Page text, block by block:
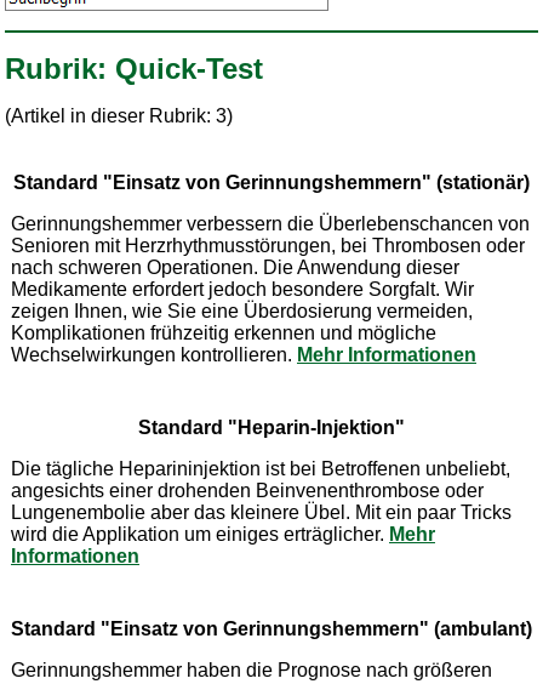
Rubrik: Quick-Test
(Artikel in dieser Rubrik: 3)
Standard "Einsatz von Gerinnungshemmern" (stationär)
Gerinnungshemmer verbessern die Überlebenschancen von
Senioren mit Herzrhythmusstörungen, bei Thrombosen oder
nach schweren Operationen. Die Anwendung dieser
Medikamente erfordert jedoch besondere Sorgfalt. Wir
zeigen Ihnen, wie Sie eine Überdosierung vermeiden,
Komplikationen frühzeitig erkennen und mögliche
Wechselwirkungen kontrollieren. Mehr Informationen
Standard "Heparin-Injektion"
Die tägliche Heparininjektion ist bei Betroffenen unbeliebt,
angesichts einer drohenden Beinvenenthrombose oder
Lungenembolie aber das kleinere Übel. Mit ein paar Tricks
wird die Applikation um einiges erträglicher. Mehr
Informationen
Standard "Einsatz von Gerinnungshemmern" (ambulant)
Gerinnungshemmer haben die Prognose nach größeren